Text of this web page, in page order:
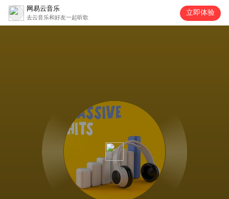
网易云音乐
去云音乐和好友一起听歌
立即体验